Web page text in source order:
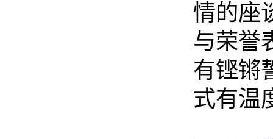
情的座
与荣誉
有铿锵
式有温